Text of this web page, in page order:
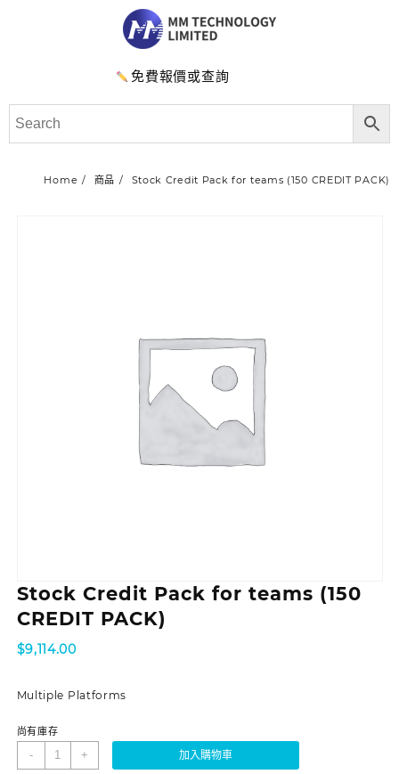
免費報價或查詢
Home 商品 Stock Credit Pack for teams (150 CREDIT PACK)
Stock Credit Pack for teams (150
CREDIT PACK)
$9,114.00
Multiple Platforms
尚有庫存
- + 加入購物車